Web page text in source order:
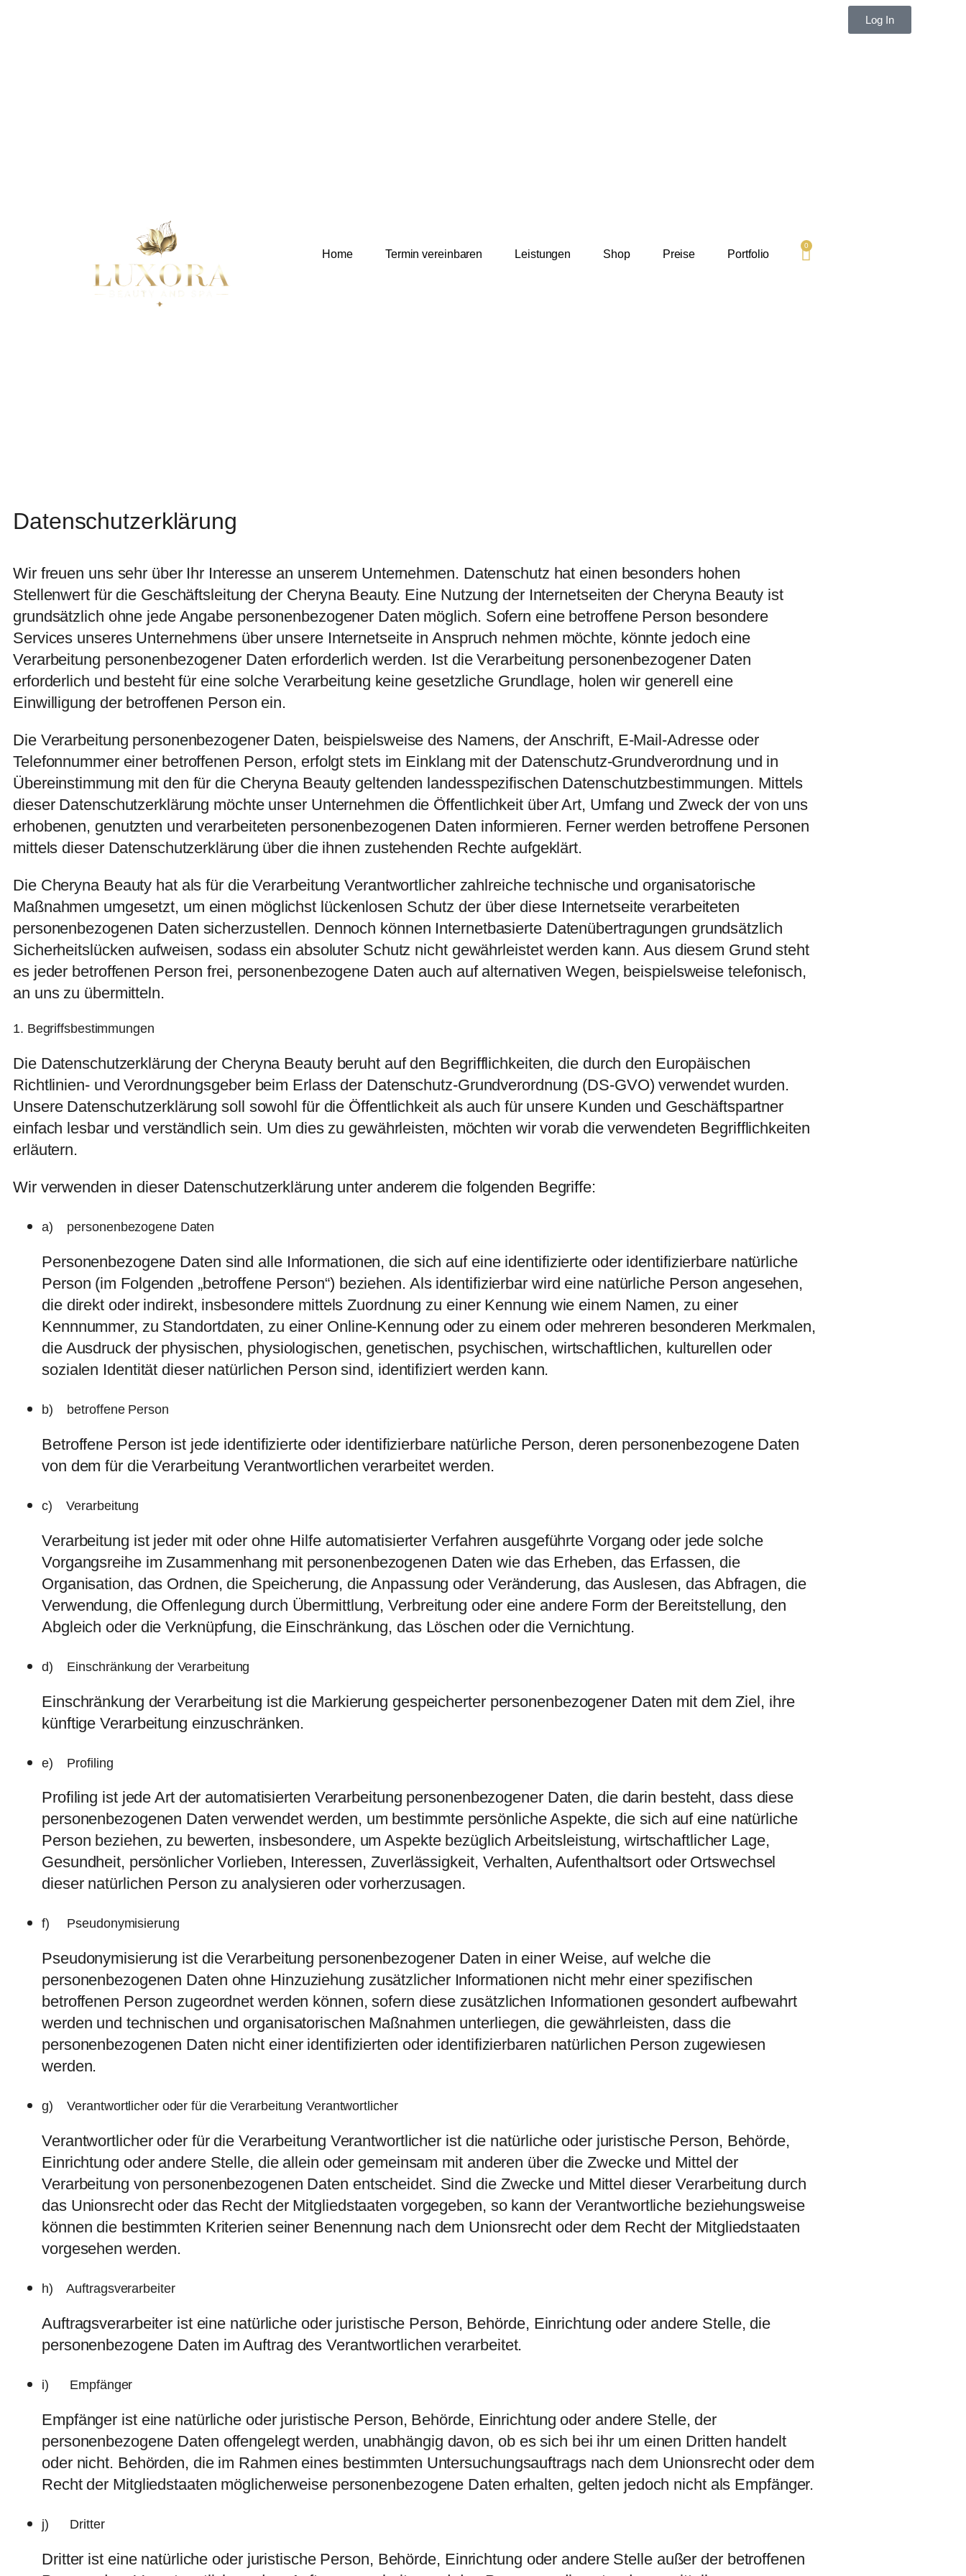
Home Termin vereinbaren Leistungen Shop Preise Portfolio
0
Log In
Datenschutzerklärung
Wir freuen uns sehr über Ihr Interesse an unserem Unternehmen. Datenschutz hat einen besonders hohen
Stellenwert für die Geschäftsleitung der Cheryna Beauty. Eine Nutzung der Internetseiten der Cheryna Beauty ist
grundsätzlich ohne jede Angabe personenbezogener Daten möglich. Sofern eine betroffene Person besondere
Services unseres Unternehmens über unsere Internetseite in Anspruch nehmen möchte, könnte jedoch eine
Verarbeitung personenbezogener Daten erforderlich werden. Ist die Verarbeitung personenbezogener Daten
erforderlich und besteht für eine solche Verarbeitung keine gesetzliche Grundlage, holen wir generell eine
Einwilligung der betroffenen Person ein.
Die Verarbeitung personenbezogener Daten, beispielsweise des Namens, der Anschrift, E-Mail-Adresse oder
Telefonnummer einer betroffenen Person, erfolgt stets im Einklang mit der Datenschutz-Grundverordnung und in
Übereinstimmung mit den für die Cheryna Beauty geltenden landesspezifischen Datenschutzbestimmungen. Mittels
dieser Datenschutzerklärung möchte unser Unternehmen die Öffentlichkeit über Art, Umfang und Zweck der von uns
erhobenen, genutzten und verarbeiteten personenbezogenen Daten informieren. Ferner werden betroffene Personen
mittels dieser Datenschutzerklärung über die ihnen zustehenden Rechte aufgeklärt.
Die Cheryna Beauty hat als für die Verarbeitung Verantwortlicher zahlreiche technische und organisatorische
Maßnahmen umgesetzt, um einen möglichst lückenlosen Schutz der über diese Internetseite verarbeiteten
personenbezogenen Daten sicherzustellen. Dennoch können Internetbasierte Datenübertragungen grundsätzlich
Sicherheitslücken aufweisen, sodass ein absoluter Schutz nicht gewährleistet werden kann. Aus diesem Grund steht
es jeder betroffenen Person frei, personenbezogene Daten auch auf alternativen Wegen, beispielsweise telefonisch,
an uns zu übermitteln.
1. Begriffsbestimmungen
Die Datenschutzerklärung der Cheryna Beauty beruht auf den Begrifflichkeiten, die durch den Europäischen
Richtlinien- und Verordnungsgeber beim Erlass der Datenschutz-Grundverordnung (DS-GVO) verwendet wurden.
Unsere Datenschutzerklärung soll sowohl für die Öffentlichkeit als auch für unsere Kunden und Geschäftspartner
einfach lesbar und verständlich sein. Um dies zu gewährleisten, möchten wir vorab die verwendeten Begrifflichkeiten
erläutern.
Wir verwenden in dieser Datenschutzerklärung unter anderem die folgenden Begriffe:
a) personenbezogene Daten
Personenbezogene Daten sind alle Informationen, die sich auf eine identifizierte oder identifizierbare natürliche
Person (im Folgenden „betroffene Person“) beziehen. Als identifizierbar wird eine natürliche Person angesehen,
die direkt oder indirekt, insbesondere mittels Zuordnung zu einer Kennung wie einem Namen, zu einer
Kennnummer, zu Standortdaten, zu einer Online-Kennung oder zu einem oder mehreren besonderen Merkmalen,
die Ausdruck der physischen, physiologischen, genetischen, psychischen, wirtschaftlichen, kulturellen oder
sozialen Identität dieser natürlichen Person sind, identifiziert werden kann.
b) betroffene Person
Betroffene Person ist jede identifizierte oder identifizierbare natürliche Person, deren personenbezogene Daten
von dem für die Verarbeitung Verantwortlichen verarbeitet werden.
c) Verarbeitung
Verarbeitung ist jeder mit oder ohne Hilfe automatisierter Verfahren ausgeführte Vorgang oder jede solche
Vorgangsreihe im Zusammenhang mit personenbezogenen Daten wie das Erheben, das Erfassen, die
Organisation, das Ordnen, die Speicherung, die Anpassung oder Veränderung, das Auslesen, das Abfragen, die
Verwendung, die Offenlegung durch Übermittlung, Verbreitung oder eine andere Form der Bereitstellung, den
Abgleich oder die Verknüpfung, die Einschränkung, das Löschen oder die Vernichtung.
d) Einschränkung der Verarbeitung
Einschränkung der Verarbeitung ist die Markierung gespeicherter personenbezogener Daten mit dem Ziel, ihre
künftige Verarbeitung einzuschränken.
e) Profiling
Profiling ist jede Art der automatisierten Verarbeitung personenbezogener Daten, die darin besteht, dass diese
personenbezogenen Daten verwendet werden, um bestimmte persönliche Aspekte, die sich auf eine natürliche
Person beziehen, zu bewerten, insbesondere, um Aspekte bezüglich Arbeitsleistung, wirtschaftlicher Lage,
Gesundheit, persönlicher Vorlieben, Interessen, Zuverlässigkeit, Verhalten, Aufenthaltsort oder Ortswechsel
dieser natürlichen Person zu analysieren oder vorherzusagen.
f) Pseudonymisierung
Pseudonymisierung ist die Verarbeitung personenbezogener Daten in einer Weise, auf welche die
personenbezogenen Daten ohne Hinzuziehung zusätzlicher Informationen nicht mehr einer spezifischen
betroffenen Person zugeordnet werden können, sofern diese zusätzlichen Informationen gesondert aufbewahrt
werden und technischen und organisatorischen Maßnahmen unterliegen, die gewährleisten, dass die
personenbezogenen Daten nicht einer identifizierten oder identifizierbaren natürlichen Person zugewiesen
werden.
g) Verantwortlicher oder für die Verarbeitung Verantwortlicher
Verantwortlicher oder für die Verarbeitung Verantwortlicher ist die natürliche oder juristische Person, Behörde,
Einrichtung oder andere Stelle, die allein oder gemeinsam mit anderen über die Zwecke und Mittel der
Verarbeitung von personenbezogenen Daten entscheidet. Sind die Zwecke und Mittel dieser Verarbeitung durch
das Unionsrecht oder das Recht der Mitgliedstaaten vorgegeben, so kann der Verantwortliche beziehungsweise
können die bestimmten Kriterien seiner Benennung nach dem Unionsrecht oder dem Recht der Mitgliedstaaten
vorgesehen werden.
h) Auftragsverarbeiter
Auftragsverarbeiter ist eine natürliche oder juristische Person, Behörde, Einrichtung oder andere Stelle, die
personenbezogene Daten im Auftrag des Verantwortlichen verarbeitet.
i) Empfänger
Empfänger ist eine natürliche oder juristische Person, Behörde, Einrichtung oder andere Stelle, der
personenbezogene Daten offengelegt werden, unabhängig davon, ob es sich bei ihr um einen Dritten handelt
oder nicht. Behörden, die im Rahmen eines bestimmten Untersuchungsauftrags nach dem Unionsrecht oder dem
Recht der Mitgliedstaaten möglicherweise personenbezogene Daten erhalten, gelten jedoch nicht als Empfänger.
j) Dritter
Dritter ist eine natürliche oder juristische Person, Behörde, Einrichtung oder andere Stelle außer der betroffenen